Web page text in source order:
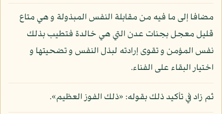
مضافا إلى ما فيه من مقابلة النفس المبذولة و هي متاع
قليل معجل بجنات عدن التي هي خالدة فتطيب بذلك
نفس المؤمن و تقوى إرادته لبذل النفس و تضحيتها و
اختيار البقاء على الفناء.
ثم زاد في تأكيد ذلك بقوله: «ذلك الفوز العظيم».